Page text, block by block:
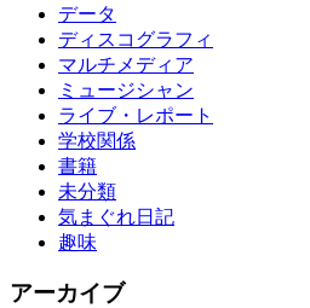
データ
ディスコグラフィ
マルチメディア
ミュージシャン
ライブ・レポート
学校関係
書籍
未分類
気まぐれ日記
趣味
アーカイブ